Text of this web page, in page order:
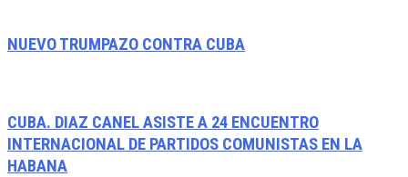
NUEVO TRUMPAZO CONTRA CUBA
CUBA. DIAZ CANEL ASISTE A 24 ENCUENTRO
INTERNACIONAL DE PARTIDOS COMUNISTAS EN LA
HABANA